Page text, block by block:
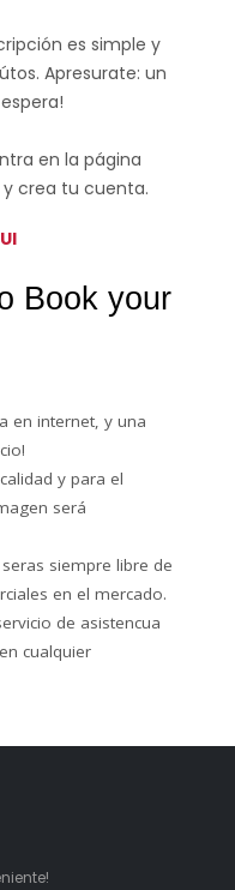
es simple y
Apresurate: un
en la página
crea tu cuenta.
Book your
en internet, y una
y para el
será
siempre libre de
en el mercado.
de asistencua
cualquier